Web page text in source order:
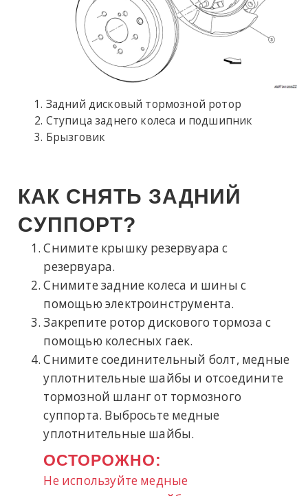
Задний дисковый тормозной ротор
Ступица заднего колеса и подшипник
Брызговик
КАК СНЯТЬ ЗАДНИЙ
СУППОРТ?
Снимите крышку резервуара с
резервуара.
Снимите задние колеса и шины с
помощью электроинструмента.
Закрепите ротор дискового тормоза с
помощью колесных гаек.
Снимите соединительный болт, медные
уплотнительные шайбы и отсоедините
тормозной шланг от тормозного
суппорта. Выбросьте медные
уплотнительные шайбы.
ОСТОРОЖНО:
Не используйте медные